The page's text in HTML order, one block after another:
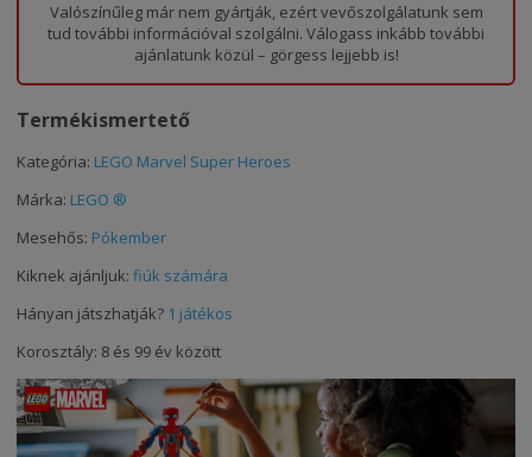
Valószínűleg már nem gyártják, ezért vevőszolgálatunk sem
tud további információval szolgálni. Válogass inkább további
ajánlatunk közül – görgess lejjebb is!
Termékismertető
Kategória: LEGO Marvel Super Heroes
Márka: LEGO ®
Mesehős: Pókember
Kiknek ajánljuk: fiúk számára
Hányan játszhatják? 1 játékos
Korosztály: 8 és 99 év között